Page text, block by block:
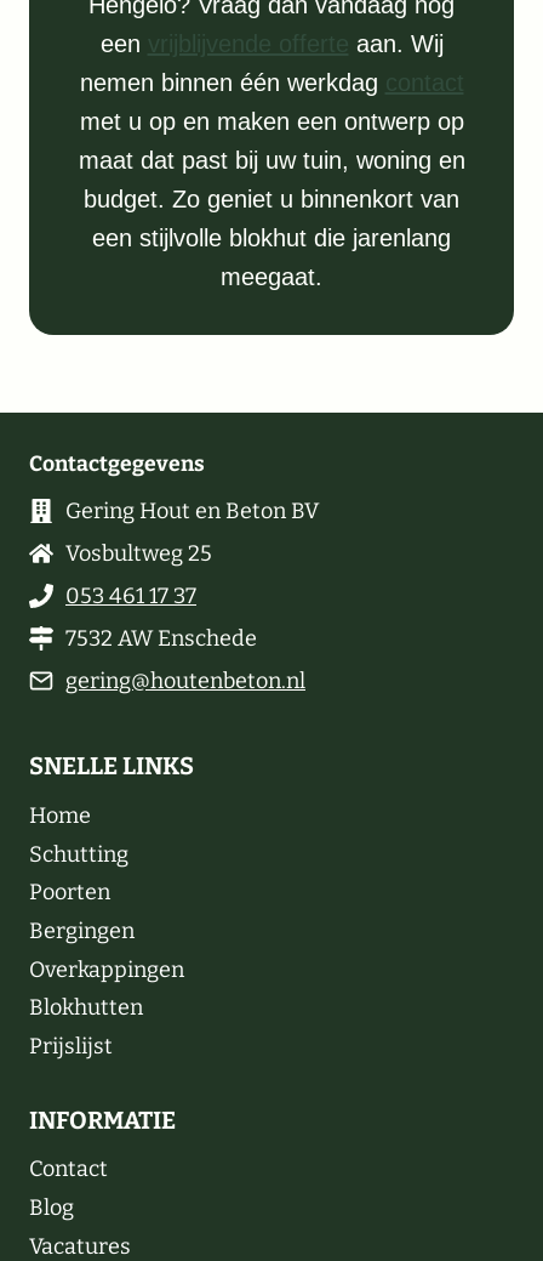
een vrijblijvende offerte
aan. Wij
nemen binnen één werkdag
met u op en maken een ontwerp op
maat dat past bij uw tuin, woning en
budget. Zo geniet u binnenkort van
een stijlvolle blokhut die jarenlang
meegaat.
Contactgegevens
Gering Hout en Beton BV
Vosbultweg 25
053 461 17 37
7532 AW Enschede
gering@houtenbeton.nl
SNELLE LINKS
Home
Schutting
Poorten
Bergingen
Overkappingen
Blokhutten
Prijslijst
INFORMATIE
Contact
Blog
Vacatures